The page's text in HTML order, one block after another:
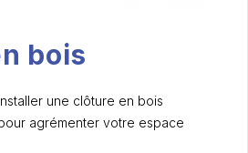
bois
une clôture en bois
agrémenter votre espace